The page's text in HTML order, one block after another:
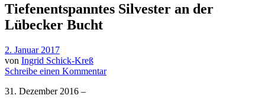
Tiefenentspanntes Silvester an der
Lübecker Bucht
2. Januar 2017
von Ingrid Schick-Kreß
Schreibe einen Kommentar
31. Dezember 2016 –